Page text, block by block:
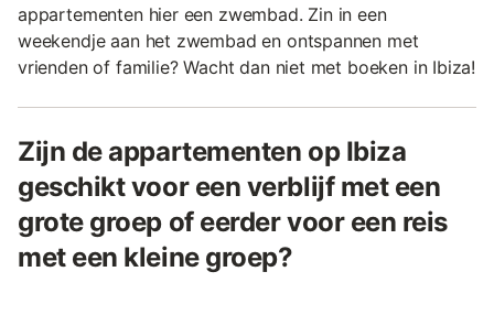
appartementen hier een zwembad. Zin in een
weekendje aan het zwembad en ontspannen met
vrienden of familie? Wacht dan niet met boeken in Ibiza!
Zijn de appartementen op Ibiza
geschikt voor een verblijf met een
grote groep of eerder voor een reis
met een kleine groep?